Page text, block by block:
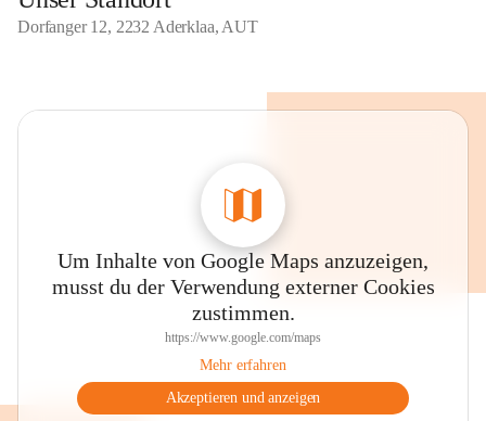
Dorfanger 12, 2232 Aderklaa, AUT
Um Inhalte von Google Maps anzuzeigen,
musst du der Verwendung externer Cookies
zustimmen.
https://www.google.com/maps
Mehr erfahren
Akzeptieren und anzeigen